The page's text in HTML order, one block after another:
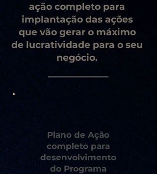
ação completo para
implantação das ações
que vão gerar o máximo
de lucratividade para o seu
negócio.
Plano de Ação
completo para
desenvolvimento
do Programa